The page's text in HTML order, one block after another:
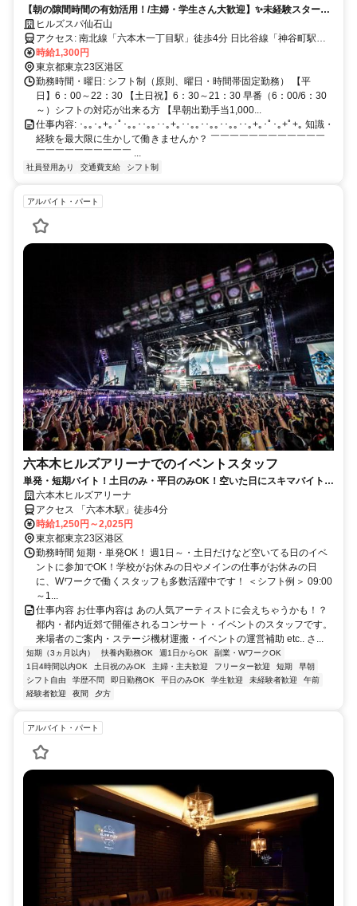
み1日2.5h~相談可 /時給1,300円✨/未経験OK!
【朝の隙間時間の有効活用！/主婦・学生さん大歓迎】✨未経験スタート
OK✨正社員登用制度あり✨1日2.5時間～・週2日～勤務OK！時給1,300
円！食事手当あり！早朝出勤手当あり ◎
ヒルズスパ仙石山
アクセス: 南北線「六本木一丁目駅」徒歩4分 日比谷線「神谷町駅」
徒歩6分
時給1,300円
東京都東京23区港区
勤務時間・曜日: シフト制（原則、曜日・時間帯固定勤務） 【平
日】6：00～22：30 【土日祝】6：30～21：30 早番（6：00/6：30
～）シフトの対応が出来る方 【早朝出勤手当1,000...
仕事内容: ･｡｡･｡+｡･ﾟ･｡｡･･｡｡･･｡+｡･･｡｡･･｡｡･･｡｡･･｡+｡･ﾟ･｡+ﾟ+｡ 知識・
経験を最大限に生かして働きませんか？ ￣￣￣￣￣￣￣￣￣￣￣￣
￣￣￣￣￣￣￣￣￣￣ ...
社員登用あり 交通費支給 シフト制
アルバイト・パート
六本木ヒルズアリーナでのイベントスタッフ
単発・短期バイト！土日のみ・平日のみOK！空いた日にスキマバイト！
未経験歓迎！髪色・髪型・ネイルOK
六本木ヒルズアリーナ
アクセス 「六本木駅」徒歩4分
時給1,250円～2,025円
東京都東京23区港区
勤務時間 短期・単発OK！ 週1日～・土日だけなど空いてる日のイベ
ントに参加でOK！学校がお休みの日やメインの仕事がお休みの日
に、Wワークで働くスタッフも多数活躍中です！ ＜シフト例＞ 09:00
～1...
仕事内容 お仕事内容は あの人気アーティストに会えちゃうかも！？
都内・都内近郊で開催されるコンサート・イベントのスタッフです。
来場者のご案内・ステージ機材運搬・イベントの運営補助 etc.. さ...
短期（3ヵ月以内） 扶養内勤務OK 週1日からOK
副業・WワークOK
1日4時間以内OK
土日祝のみOK 主婦・主夫歓迎 フリーター歓迎 短期
早朝
シフト自由
学歴不問 即日勤務OK 平日のみOK 学生歓迎 未経験者歓迎
午前
経験者歓迎
夜間 夕方
アルバイト・パート